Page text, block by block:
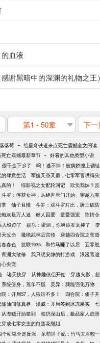
血液
谢黑暗中的深渊的礼物之王）
第1 - 50章 下一
落莓 - 给星穹铁道来点死亡震撼全文阅读
亡震撼最新章节 - 好看的其他类型小说
假千金下乡了 呜！逃不掉！被病娇缠上锁
肆意生活 军嫂又茶又勇，七零军官哄得
的！ 综影视之女配轮回记 欺负我妹？
斗罗：俘获女神，从绝世唐门开始
穿越六
常 仙子且慢 斗罗：双斗罗对比，唐三破
灰是万人迷 鲛人囚爱 窒爱强宠 陈情
人设崩了 娱乐：蜜姐，你男朋友太棒了
天改命 魔艳武林后宫传 穿越四合院之苟
春春色 抗联1935 和竹马睡了以后
五零
青洲大散修 我只想安静的打游戏 浪漫官途
心尖宠
诸天快穿：从神雕侠侣开始
穿越火影，
系统傍身，荒年不慌 灵异：我能强化万物
院：开局57，人狠话不多！ 四合院：傻子
修仙闯修真界 漫威：开局签到冰冻果实
从海贼开始签到 被扔深山后，极品家人崩溃
穿成七零女主的白莲花继姐
个幼崽全是反派 呆萌世子妃：竹马夫君咬